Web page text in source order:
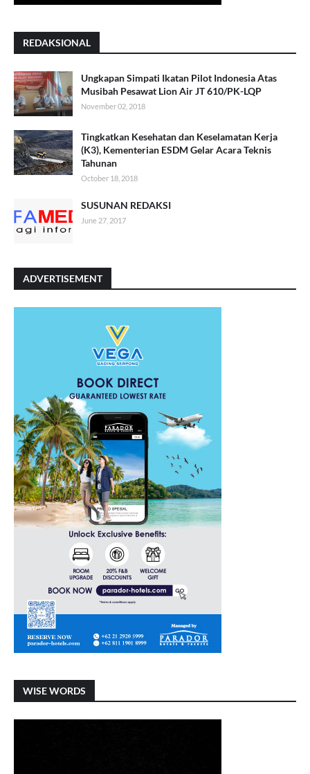
REDAKSIONAL
Ungkapan Simpati Ikatan Pilot Indonesia Atas
Musibah Pesawat Lion Air JT 610/PK-LQP
November 02, 2018
Tingkatkan Kesehatan dan Keselamatan Kerja
(K3), Kementerian ESDM Gelar Acara Teknis
Tahunan
October 18, 2018
SUSUNAN REDAKSI
June 27, 2017
ADVERTISEMENT
WISE WORDS